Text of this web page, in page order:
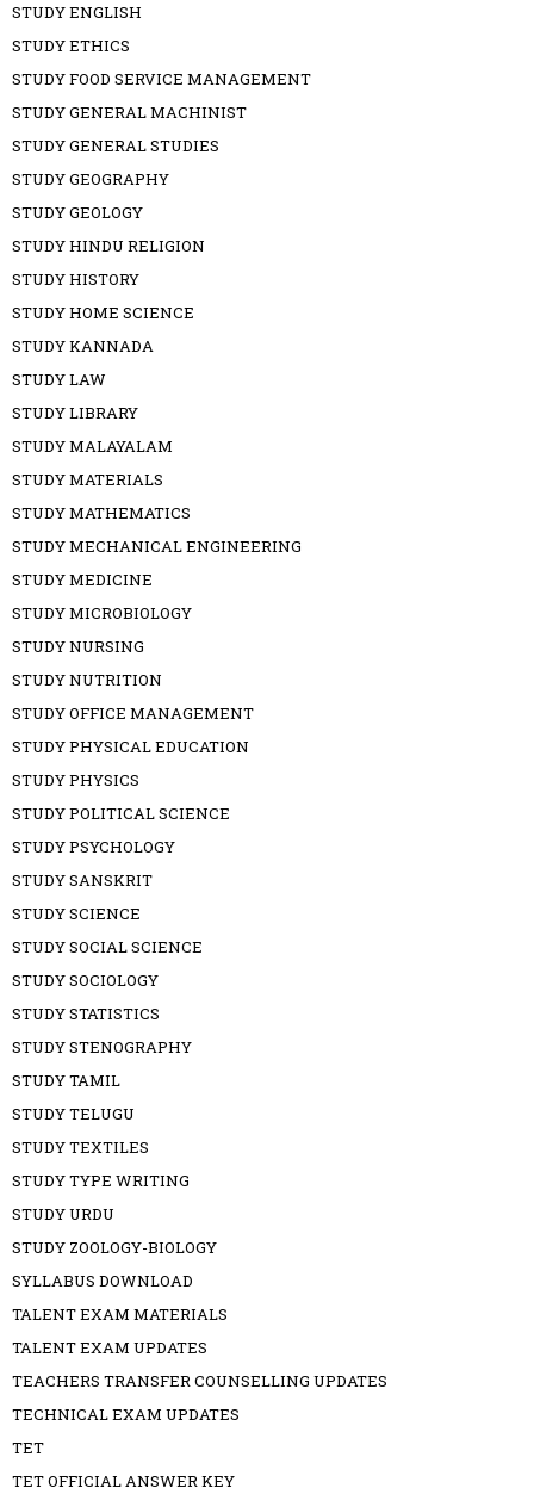
STUDY ENGLISH
STUDY ETHICS
STUDY FOOD SERVICE MANAGEMENT
STUDY GENERAL MACHINIST
STUDY GENERAL STUDIES
STUDY GEOGRAPHY
STUDY GEOLOGY
STUDY HINDU RELIGION
STUDY HISTORY
STUDY HOME SCIENCE
STUDY KANNADA
STUDY LAW
STUDY LIBRARY
STUDY MALAYALAM
STUDY MATERIALS
STUDY MATHEMATICS
STUDY MECHANICAL ENGINEERING
STUDY MEDICINE
STUDY MICROBIOLOGY
STUDY NURSING
STUDY NUTRITION
STUDY OFFICE MANAGEMENT
STUDY PHYSICAL EDUCATION
STUDY PHYSICS
STUDY POLITICAL SCIENCE
STUDY PSYCHOLOGY
STUDY SANSKRIT
STUDY SCIENCE
STUDY SOCIAL SCIENCE
STUDY SOCIOLOGY
STUDY STATISTICS
STUDY STENOGRAPHY
STUDY TAMIL
STUDY TELUGU
STUDY TEXTILES
STUDY TYPE WRITING
STUDY URDU
STUDY ZOOLOGY-BIOLOGY
SYLLABUS DOWNLOAD
TALENT EXAM MATERIALS
TALENT EXAM UPDATES
TEACHERS TRANSFER COUNSELLING UPDATES
TECHNICAL EXAM UPDATES
TET
TET OFFICIAL ANSWER KEY